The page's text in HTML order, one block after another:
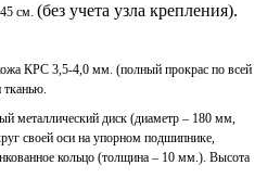
см. (без учета узла крепления).
КРС 3,5-4,0 мм. (полный прокрас по всей
тканью.
металлический диск (диаметр – 180 мм,
своей оси на упорном подшипнике,
кольцо (толщина – 10 мм.). Высота